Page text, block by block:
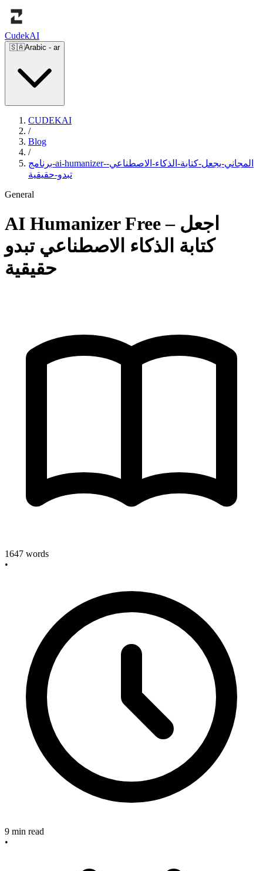
CudekAI
🇸🇦Arabic - ar
CUDEKAI
/
Blog
/
برنامج-ai-humanizer-المجاني-يجعل-كتابة-الذكاء-الاصطناعي-
تبدو-حقيقية
General
AI Humanizer Free – اجعل
كتابة الذكاء الاصطناعي تبدو
حقيقية
1647 words
•
9 min read
•